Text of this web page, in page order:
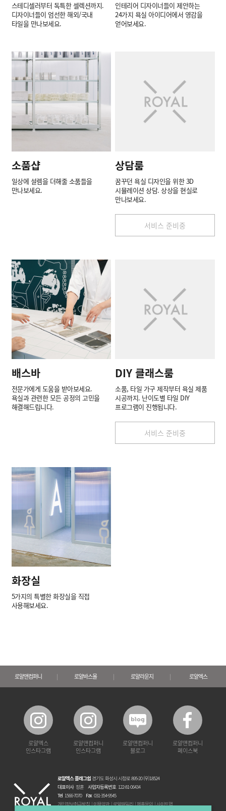
스테디셀러부터 독특한 셀렉션까지.
디자이너들이 엄선한 해외/국내
타일을 만나보세요.
인테리어 디자이너들이 제안하는
24가지 욕실 아이디어에서 영감을
얻어보세요.
소품샵
일상에 설렘을 더해줄 소품들을
만나보세요.
상담룸
꿈꾸던 욕실 디자인을 위한 3D
시뮬레이션 상담. 상상을 현실로
만나보세요.
서비스 준비중
배스바
전문가에게 도움을 받아보세요.
욕실과 관련한 모든 공정의 고민을
해결해드립니다.
DIY 클래스룸
소품, 타일 가구 제작부터 욕실 제품
시공까지. 난이도별 타일 DIY
프로그램이 진행됩니다.
서비스 준비중
화장실
5가지의 특별한 화장실을 직접
사용해보세요.
로얄앤컴퍼니 로얄바스몰 로얄라운지 로얄엑스
로얄엑스
인스타그램
로얄앤컴퍼니
인스타그램
로얄앤컴퍼니
블로그
로얄앤컴퍼니
페이스북
로얄엑스 플래그쉽경기도 화성시 시청로 895-20 (우)18524
대표이사 정훈 사업자등록번호 122-81-06434
Tel 1566-7070 Fax 031-354-9545
개인정보취급방침
이용약관 로얄패밀리 제휴문의 사이트맵